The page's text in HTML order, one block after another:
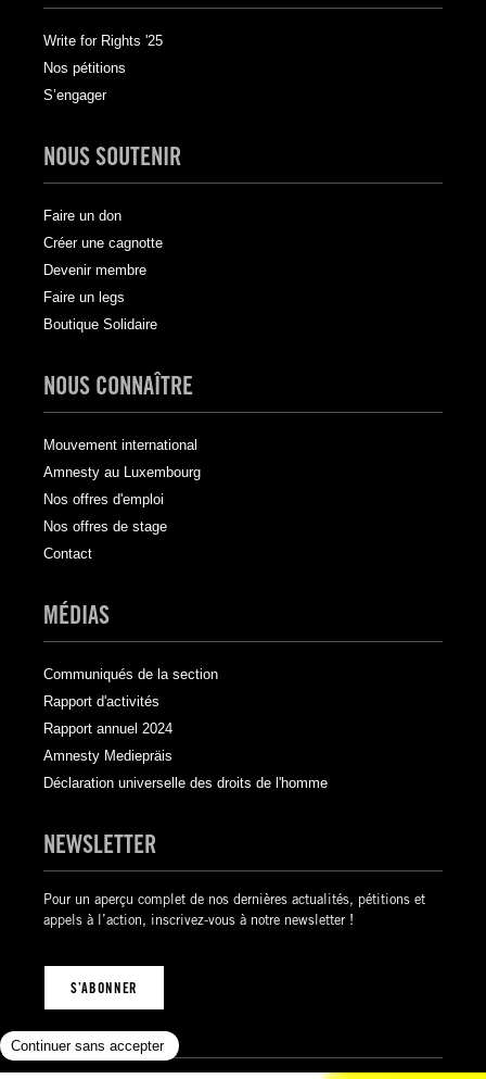
Write for Rights '25
Nos pétitions
S’engager
NOUS SOUTENIR
Faire un don
Créer une cagnotte
Devenir membre
Faire un legs
Boutique Solidaire
NOUS CONNAÎTRE
Mouvement international
Amnesty au Luxembourg
Nos offres d'emploi
Nos offres de stage
Contact
MÉDIAS
Communiqués de la section
Rapport d'activités
Rapport annuel 2024
Amnesty Mediepräis
Déclaration universelle des droits de l'homme
NEWSLETTER
Pour un aperçu complet de nos dernières actualités, pétitions et
appels à l’action, inscrivez-vous à notre newsletter !
S’ABONNER